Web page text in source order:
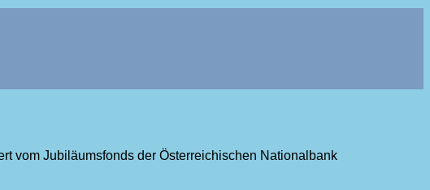
vom Jubiläumsfonds der Österreichischen Nationalbank